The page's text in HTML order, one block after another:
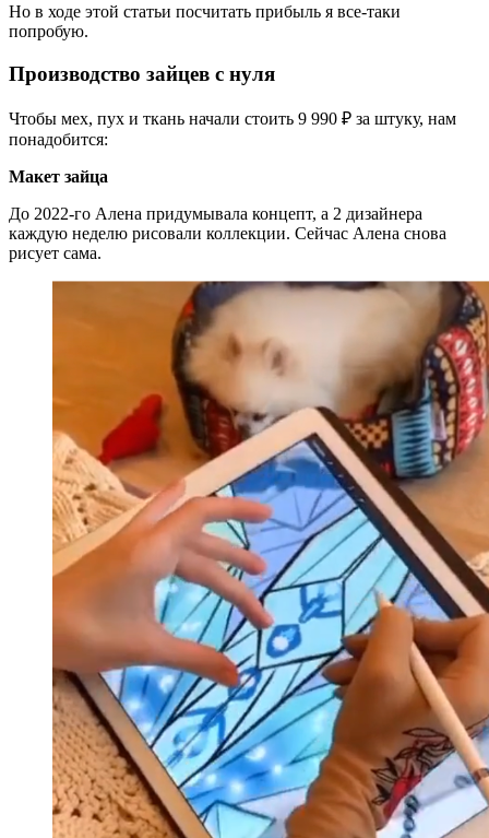
Но в ходе этой статьи посчитать прибыль я все-таки
попробую.
Производство зайцев с нуля
Чтобы мех, пух и ткань начали стоить 9 990 ₽ за штуку, нам
понадобится:
Макет зайца
До 2022-го Алена придумывала концепт, а 2 дизайнера
каждую неделю рисовали коллекции. Сейчас Алена снова
рисует сама.